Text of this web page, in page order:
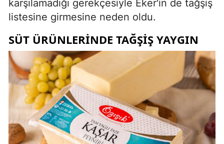
karşılamadığı gerekçesiyle Eker'in de tağşiş
listesine girmesine neden oldu.
SÜT ÜRÜNLERINDE TAĞŞIŞ YAYGIN